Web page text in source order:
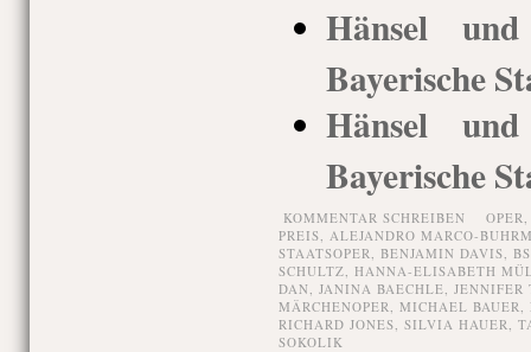
Hänsel
Bayerische
Hänsel
Bayerische
KOMMENTAR SCHREIBEN
PREIS, ALEJANDRO MARCO-
STAATSOPER, BENJAMIN DAVIS,
SCHULTZ, HANNA-ELISABETH
DAN, JANINA BAECHLE, JENNIFER
MÄRCHENOPER, MICHAEL BAUER,
RICHARD JONES, SILVIA HAUER,
SOKOLIK